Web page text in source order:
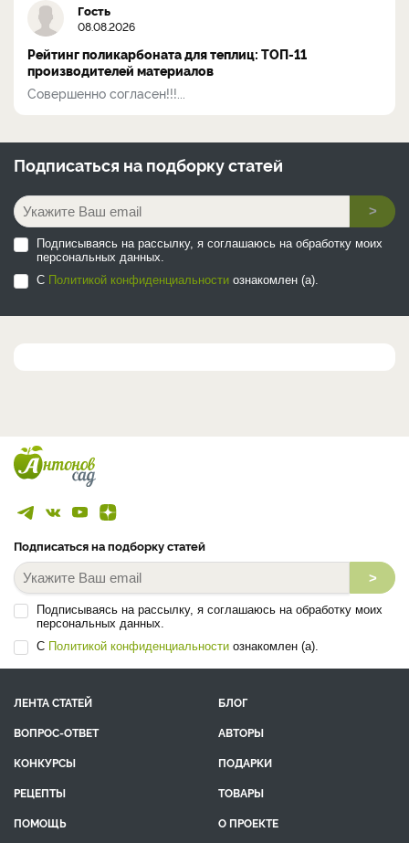
Гость
08.08.2026
Рейтинг поликарбоната для теплиц: ТОП-11
производителей материалов
Совершенно согласен!!!...
Подписаться на подборку статей
>
Подписываясь на рассылку, я соглашаюсь на обработку моих
персональных данных.
С Политикой конфиденциальности ознакомлен (а).
Подписаться на подборку статей
>
Подписываясь на рассылку, я соглашаюсь на обработку моих
персональных данных.
С Политикой конфиденциальности ознакомлен (а).
ЛЕНТА СТАТЕЙ
БЛОГ
ВОПРОС-ОТВЕТ
АВТОРЫ
КОНКУРСЫ
ПОДАРКИ
РЕЦЕПТЫ
ТОВАРЫ
ПОМОЩЬ
О ПРОЕКТЕ